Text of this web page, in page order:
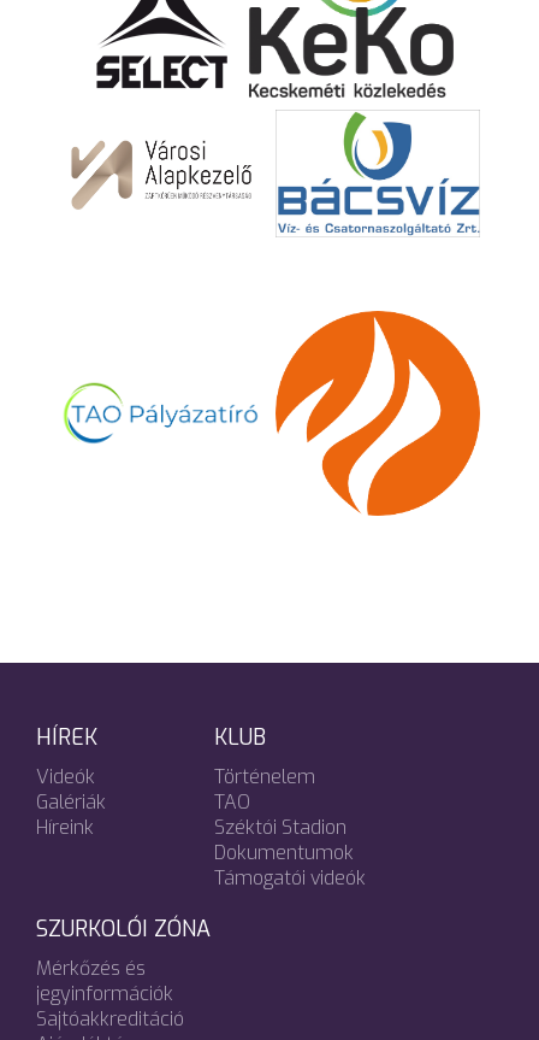
HÍREK
Videók
Galériák
Híreink
KLUB
Történelem
TAO
Széktói Stadion
Dokumentumok
Támogatói videók
SZURKOLÓI ZÓNA
Mérkőzés és
jegyinformációk
Sajtóakkreditáció